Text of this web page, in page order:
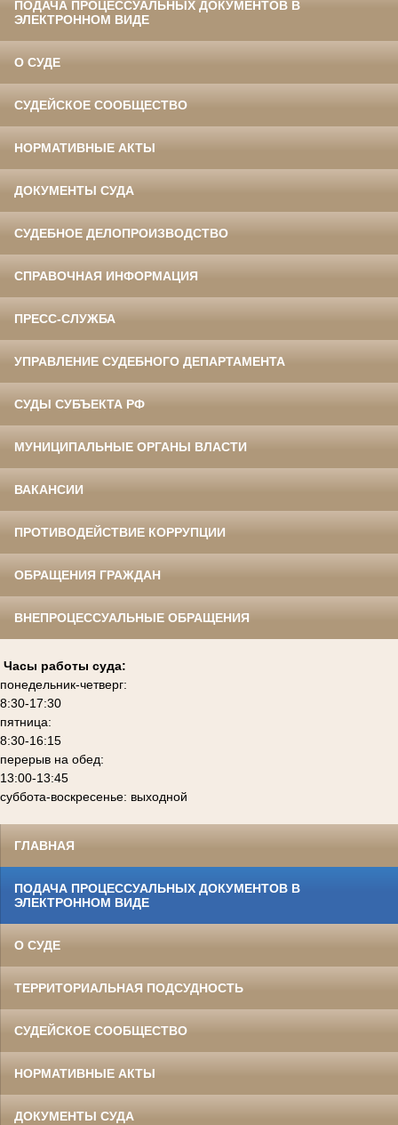
ПОДАЧА ПРОЦЕССУАЛЬНЫХ ДОКУМЕНТОВ В
ЭЛЕКТРОННОМ ВИДЕ
О СУДЕ
СУДЕЙСКОЕ СООБЩЕСТВО
НОРМАТИВНЫЕ АКТЫ
ДОКУМЕНТЫ СУДА
СУДЕБНОЕ ДЕЛОПРОИЗВОДСТВО
СПРАВОЧНАЯ ИНФОРМАЦИЯ
ПРЕСС-СЛУЖБА
УПРАВЛЕНИЕ СУДЕБНОГО ДЕПАРТАМЕНТА
СУДЫ СУБЪЕКТА РФ
МУНИЦИПАЛЬНЫЕ ОРГАНЫ ВЛАСТИ
ВАКАНСИИ
ПРОТИВОДЕЙСТВИЕ КОРРУПЦИИ
ОБРАЩЕНИЯ ГРАЖДАН
ВНЕПРОЦЕССУАЛЬНЫЕ ОБРАЩЕНИЯ
Часы работы суда:
понедельник-четверг:
8:30-17:30
пятница:
8:30-16:15
перерыв на обед:
13:00-13:45
суббота-воскресенье: выходной
ГЛАВНАЯ
ПОДАЧА ПРОЦЕССУАЛЬНЫХ ДОКУМЕНТОВ В
ЭЛЕКТРОННОМ ВИДЕ
О СУДЕ
ТЕРРИТОРИАЛЬНАЯ ПОДСУДНОСТЬ
СУДЕЙСКОЕ СООБЩЕСТВО
НОРМАТИВНЫЕ АКТЫ
ДОКУМЕНТЫ СУДА